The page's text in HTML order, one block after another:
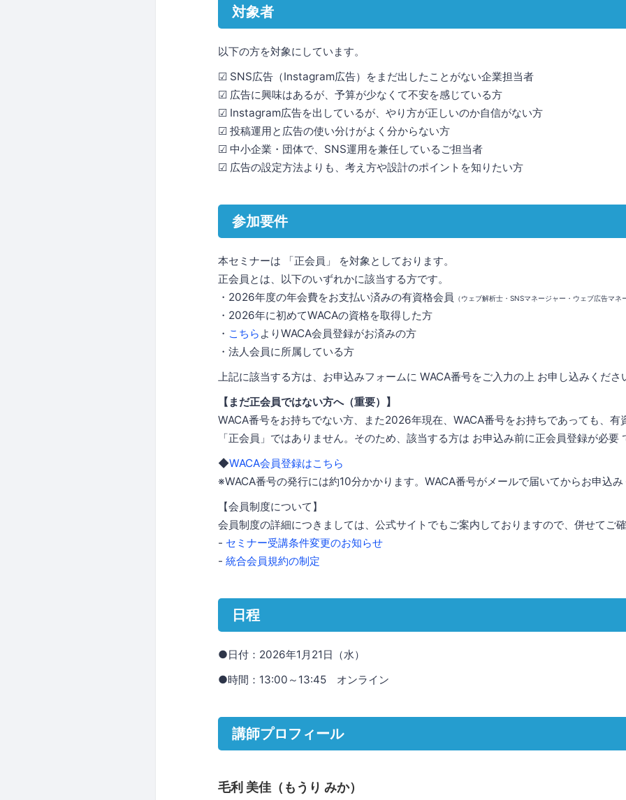
対象者
以下の方を対象にしています。
☑︎ SNS広告（Instagram広告）をまだ出したことがない企業担当者
☑︎ 広告に興味はあるが、予算が少なくて不安を感じている方
☑︎ Instagram広告を出しているが、やり方が正しいのか自信がない方
☑︎ 投稿運用と広告の使い分けがよく分からない方
☑︎ 中小企業・団体で、SNS運用を兼任しているご担当者
☑︎ 広告の設定方法よりも、考え方や設計のポイントを知りたい方
参加要件
本セミナーは 「正会員」 を対象としております。
正会員とは、以下のいずれかに該当する方です。
・2026年度の年会費をお支払い済みの有資格会員
（ウェブ解析士・SNSマネージャー・ウェブ広告マネ
・2026年に初めてWACAの資格を取得した方
・ こちら よりWACA会員登録がお済みの方
・法人会員に所属している方
上記に該当する方は、お申込みフォームに WACA番号をご入力の上 お申し込みくださ
【まだ正会員ではない方へ（重要）】
WACA番号をお持ちでない方、また2026年現在、WACA番号をお持ちであっても、有
「正会員」ではありません。そのため、該当する方は お申込み前に正会員登録が必要
◆WACA会員登録はこちら
※WACA番号の発行には約10分かかります。WACA番号がメールで届いてからお申込み
【会員制度について】
会員制度の詳細につきましては、公式サイトでもご案内しておりますので、併せてご確
- セミナー受講条件変更のお知らせ
- 統合会員規約の制定
日程
●日付：2026年1月21日（水）
●時間：13:00～13:45 オンライン
講師プロフィール
毛利 美佳（もうり みか）